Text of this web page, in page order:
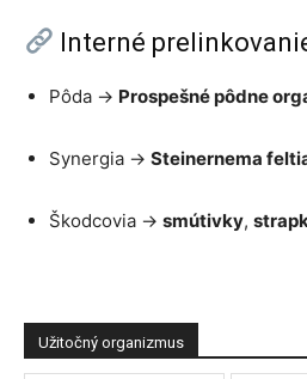
Interné
Pôda → Prospešné pôdne
Synergia → Steinernema
Škodcovia → smútivky,
Užitočný organizmus